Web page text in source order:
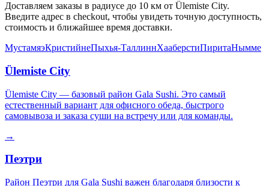
Доставляем заказы в радиусе до 10 км от Ülemiste City.
Введите адрес в checkout, чтобы увидеть точную доступность,
стоимость и ближайшее время доставки.
МустамяэКристийнеПыхья-ТаллиннХааберстиПиритаНымме
Ülemiste City
Ülemiste City — базовый район Gala Sushi. Это самый
естественный вариант для офисного обеда, быстрого
самовывоза и заказа суши на встречу или для команды.
→
Пеэтри
Район Пеэтри для Gala Sushi важен благодаря близости к